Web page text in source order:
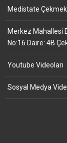
Medistate
Merkez Mahallesi
No:16 Daire: 4B
Youtube Videoları
Sosyal Medya